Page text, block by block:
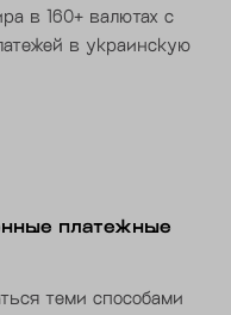
в 160+ валютах с
в украинскую
платежные
теми способами